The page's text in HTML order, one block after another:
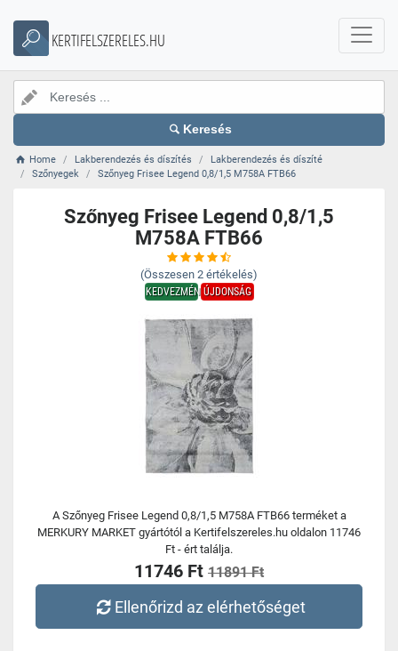
KERTIFELSZERELES.HU
Keresés
Home Lakberendezés és díszítés
Lakberendezés és díszíté
Szőnyegek
Szőnyeg Frisee Legend 0,8/1,5 M758A FTB66
Szőnyeg Frisee Legend 0,8/1,5
M758A FTB66
(Összesen 2 értékelés)
KEDVEZMÉNYÚJDONSÁG
A Szőnyeg Frisee Legend 0,8/1,5 M758A FTB66 terméket a
MERKURY MARKET gyártótól a Kertifelszereles.hu oldalon 11746
Ft - ért találja.
11746 Ft 11891 Ft
Ellenőrizd az elérhetőséget